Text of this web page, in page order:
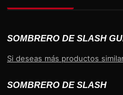
SOMBRERO DE SLASH
Si deseas más productos
SOMBRERO DE SLASH